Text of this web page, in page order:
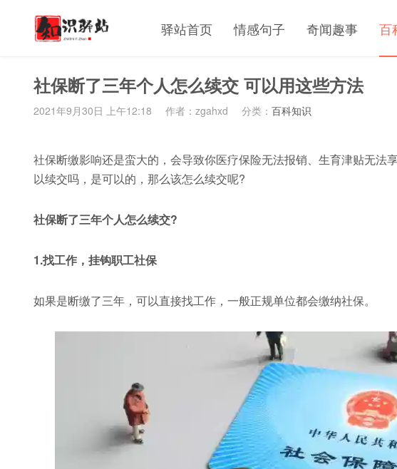
驿站首页 情感句子 奇闻趣事 百
社保断了三年个人怎么续交 可以用这些方法
2021年9月30日 上午12:18 作者：zgahxd 分类： 百科知识
社保断缴影响还是蛮大的，会导致你医疗保险无法报销、生育津贴无法
以续交吗，是可以的，那么该怎么续交呢?
社保断了三年个人怎么续交?
1.找工作，挂钩职工社保
如果是断缴了三年，可以直接找工作，一般正规单位都会缴纳社保。